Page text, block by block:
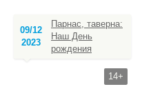
09/12
2023
Парнас, таверна:
Наш День
рождения
14+